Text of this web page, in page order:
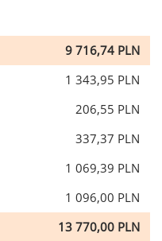
9 716,74 PLN
1 343,95 PLN
206,55 PLN
337,37 PLN
1 069,39 PLN
1 096,00 PLN
13 770,00 PLN